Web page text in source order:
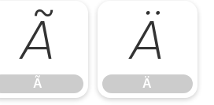
Ã
Ã
Ä
Ä